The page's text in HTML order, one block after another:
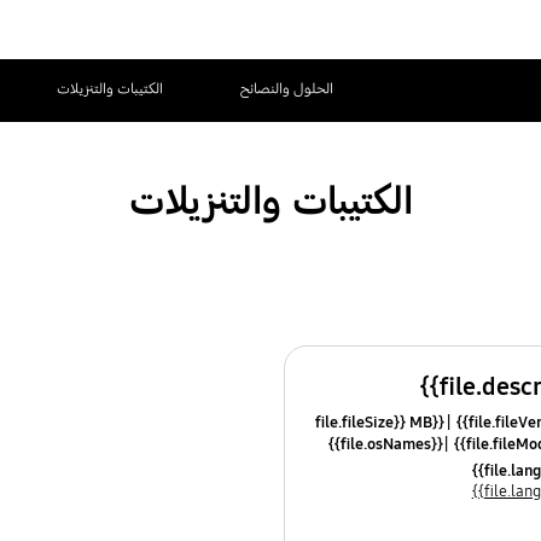
الحلول والنصائح الكتيبات والتنزيلات
الكتيبات والتنزيلات
{{file.fileSize}} MB
{{file.osNames}}